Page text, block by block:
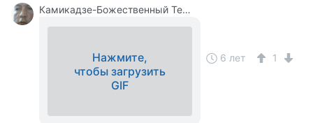
Камикадзе-Божественный Теплый Ветерок
Нажмите,
чтобы загрузить
GIF
6 лет 1